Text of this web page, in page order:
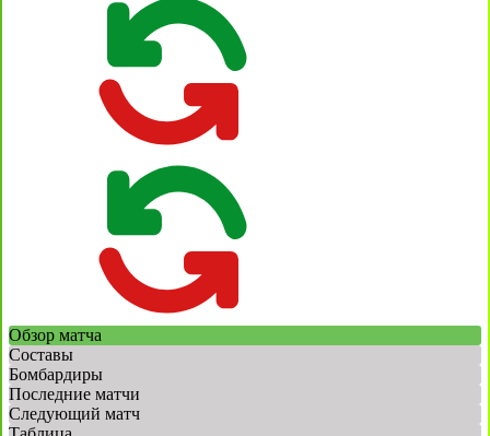
Обзор матча
Составы
Бомбардиры
Последние матчи
Следующий матч